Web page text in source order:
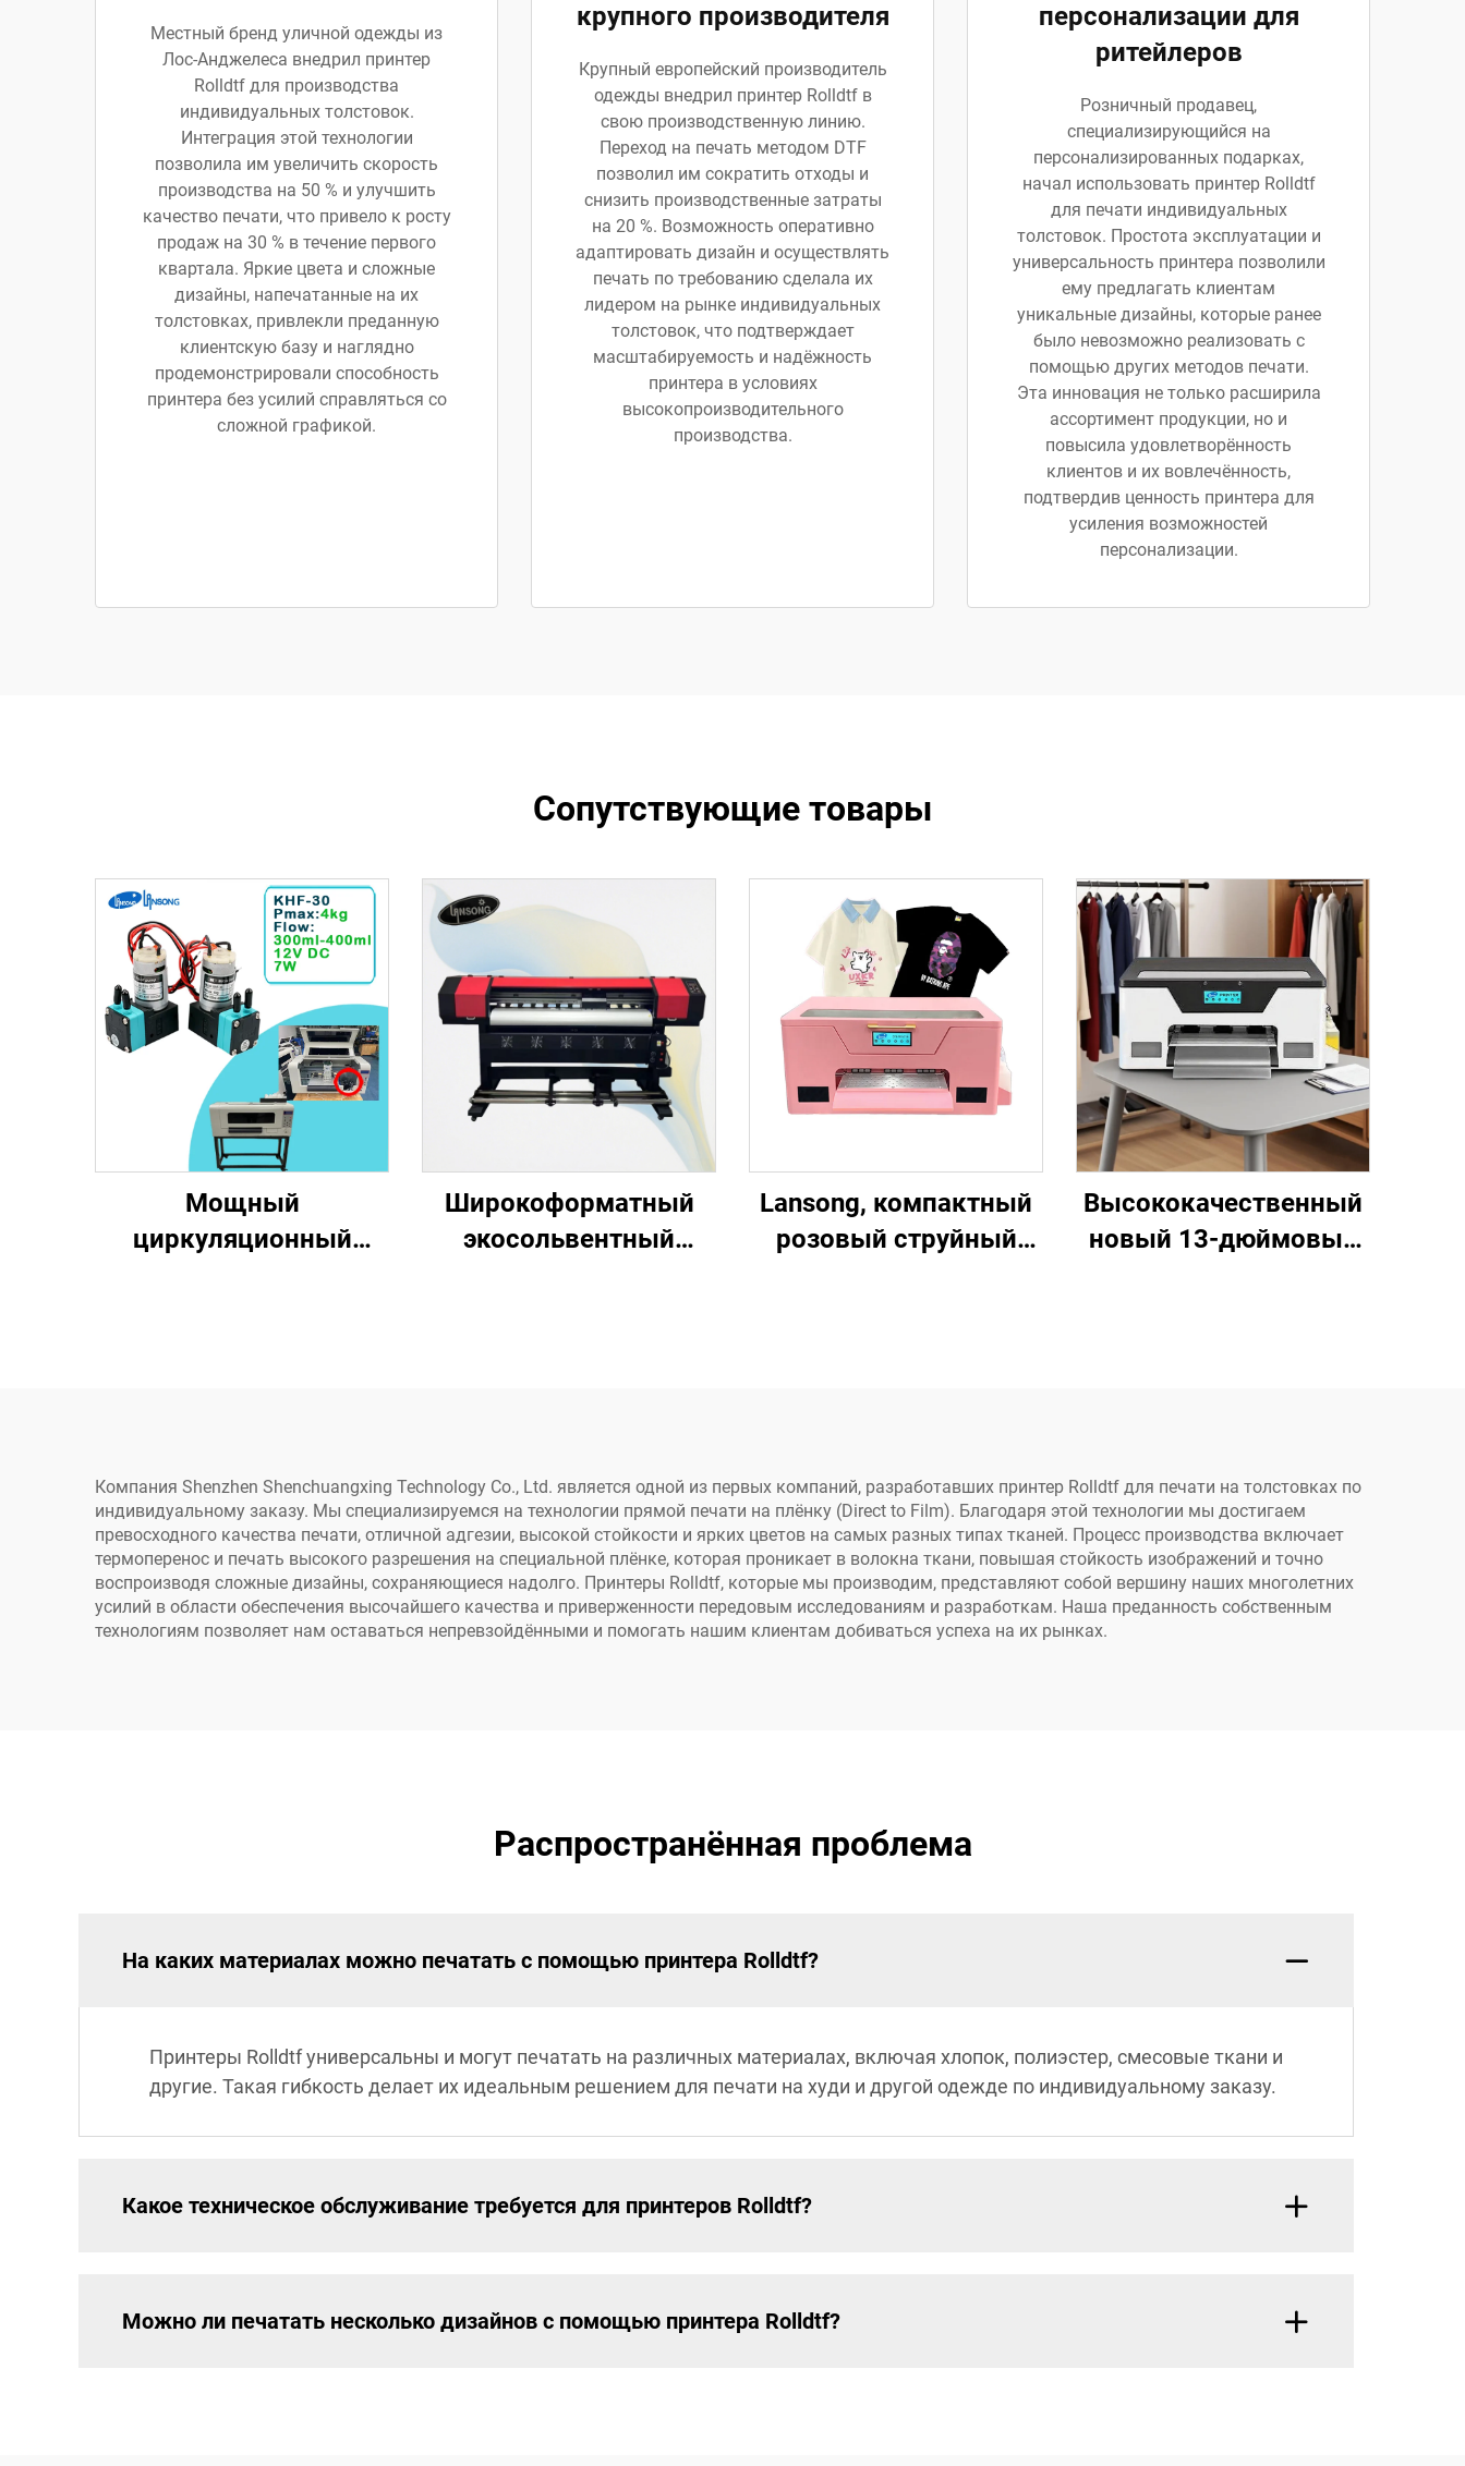
Местный бренд уличной одежды из
Лос-Анджелеса внедрил принтер
Rolldtf для производства
индивидуальных толстовок.
Интеграция этой технологии
позволила им увеличить скорость
производства на 50 % и улучшить
качество печати, что привело к росту
продаж на 30 % в течение первого
квартала. Яркие цвета и сложные
дизайны, напечатанные на их
толстовках, привлекли преданную
клиентскую базу и наглядно
продемонстрировали способность
принтера без усилий справляться со
сложной графикой.
крупного производителя
Крупный европейский производитель
одежды внедрил принтер Rolldtf в
свою производственную линию.
Переход на печать методом DTF
позволил им сократить отходы и
снизить производственные затраты
на 20 %. Возможность оперативно
адаптировать дизайн и осуществлять
печать по требованию сделала их
лидером на рынке индивидуальных
толстовок, что подтверждает
масштабируемость и надёжность
принтера в условиях
высокопроизводительного
производства.
персонализации для
ритейлеров
Розничный продавец,
специализирующийся на
персонализированных подарках,
начал использовать принтер Rolldtf
для печати индивидуальных
толстовок. Простота эксплуатации и
универсальность принтера позволили
ему предлагать клиентам
уникальные дизайны, которые ранее
было невозможно реализовать с
помощью других методов печати.
Эта инновация не только расширила
ассортимент продукции, но и
повысила удовлетворённость
клиентов и их вовлечённость,
подтвердив ценность принтера для
усиления возможностей
персонализации.
Сопутствующие товары
Мощный
циркуляционный
аксессуар для
принтера DTF
струйный насос для
чернил
Широкоформатный
экосольвентный
баннеров, наклеек
Lansong, компактный
розовый струйный
Высококачественный
новый 13-дюймовый
печать на футболках,
кепках, обуви,
джинсах, носках
Компания Shenzhen Shenchuangxing Technology Co., Ltd. является одной из первых компаний, разработавших принтер Rolldtf для печати на толстовках по
индивидуальному заказу. Мы специализируемся на технологии прямой печати на плёнку (Direct to Film). Благодаря этой технологии мы достигаем
превосходного качества печати, отличной адгезии, высокой стойкости и ярких цветов на самых разных типах тканей. Процесс производства включает
термоперенос и печать высокого разрешения на специальной плёнке, которая проникает в волокна ткани, повышая стойкость изображений и точно
воспроизводя сложные дизайны, сохраняющиеся надолго. Принтеры Rolldtf, которые мы производим, представляют собой вершину наших многолетних
усилий в области обеспечения высочайшего качества и приверженности передовым исследованиям и разработкам. Наша преданность собственным
технологиям позволяет нам оставаться непревзойдёнными и помогать нашим клиентам добиваться успеха на их рынках.
Распространённая проблема
На каких материалах можно печатать с помощью принтера Rolldtf?
Принтеры Rolldtf универсальны и могут печатать на различных материалах, включая хлопок, полиэстер, смесовые ткани и
другие. Такая гибкость делает их идеальным решением для печати на худи и другой одежде по индивидуальному заказу.
Какое техническое обслуживание требуется для принтеров Rolldtf?
Можно ли печатать несколько дизайнов с помощью принтера Rolldtf?